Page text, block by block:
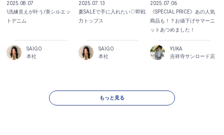
2025.08.07
\洗練見えが叶う/美シルエッ
トデニム
SAIGO
本社
2025.07.13
夏SALEで手に入れたい♡即戦
力トップス
SAIGO
本社
2025.07.06
《SPECIAL PRICE》あの人気
商品も！？お値下げサマーニ
ットあつめました！
YUKA
吉祥寺サンロード店
もっと見る